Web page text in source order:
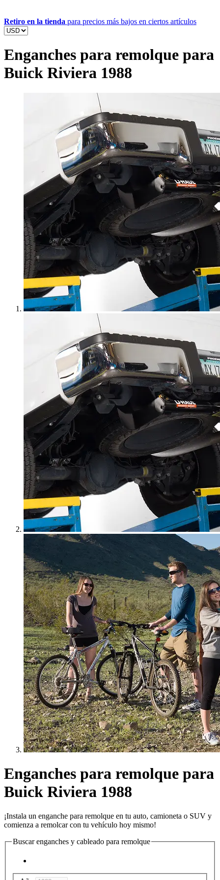
Retiro en la tienda para precios más bajos en ciertos artículos
Enganches para remolque para
Buick Riviera 1988
Enganches para remolque para
Buick Riviera 1988
¡Instala un enganche para remolque en tu auto, camioneta o SUV y
comienza a remolcar con tu vehículo hoy mismo!
Buscar enganches y cableado para remolque